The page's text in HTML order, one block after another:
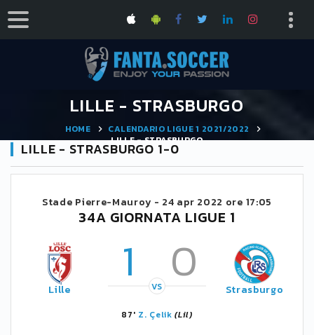
LILLE - STRASBURGO
HOME
CALENDARIO LIGUE 1 2021/2022
LILLE - STRASBURGO
LILLE - STRASBURGO 1-0
Stade Pierre-Mauroy - 24 apr 2022 ore 17:05
34A GIORNATA LIGUE 1
Lille 1 0
VS Strasburgo
87' Z. Çelik (Lil)